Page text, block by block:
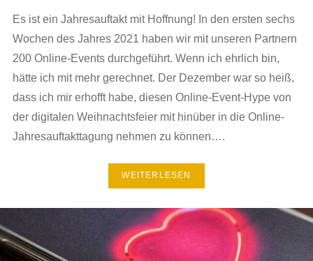
Es ist ein Jahresauftakt mit Hoffnung! In den ersten sechs
Wochen des Jahres 2021 haben wir mit unseren Partnern
200 Online-Events durchgeführt. Wenn ich ehrlich bin,
hätte ich mit mehr gerechnet. Der Dezember war so heiß,
dass ich mir erhofft habe, diesen Online-Event-Hype von
der digitalen Weihnachtsfeier mit hinüber in die Online-
Jahresauftakttagung nehmen zu können….
WEITERLESEN